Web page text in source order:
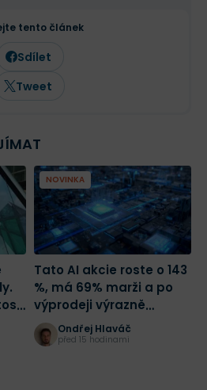
tento článek
Sdílet
Tweet
NOVINKA
Tato AI akcie roste o 143
%, má 69% marži a po
výprodeji výrazně
zlevnilaOndřej Hlaváč
před 15 hodinami